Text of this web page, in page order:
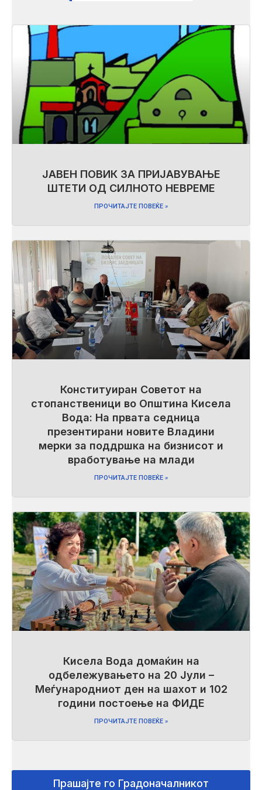
ЈАВЕН ПОВИК ЗА ПРИЈАВУВАЊЕ
ШТЕТИ ОД СИЛНОТО НЕВРЕМЕ
ПРОЧИТАЈТЕ ПОВЕЌЕ »
Конституиран Советот на
стопанственици во Општина Кисела
Вода: На првата седница
презентирани новите Владини
мерки за поддршка на бизнисот и
вработување на млади
ПРОЧИТАЈТЕ ПОВЕЌЕ »
Кисела Вода домаќин на
одбележувањето на 20 Јули –
Меѓународниот ден на шахот и 102
години постоење на ФИДЕ
ПРОЧИТАЈТЕ ПОВЕЌЕ »
Прашајте го Градоначалникот